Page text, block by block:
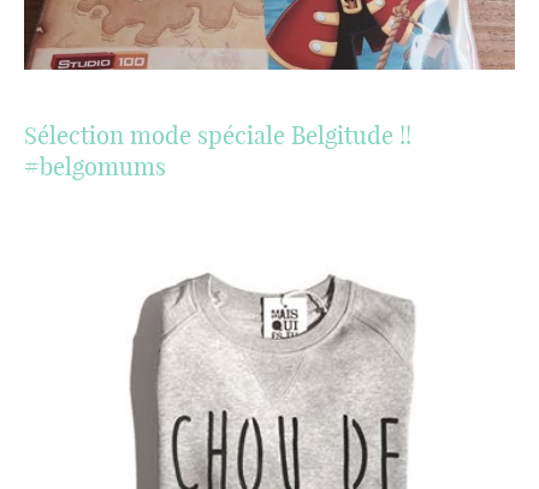
Sélection mode spéciale Belgitude !!
#belgomums